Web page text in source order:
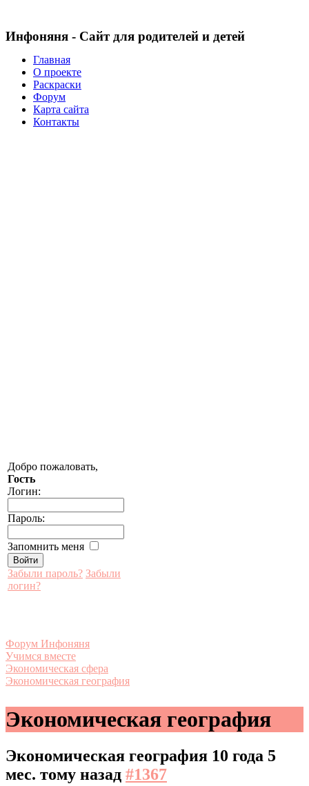
Инфоняня - Сайт для родителей и детей
Главная
О проекте
Раскраски
Форум
Карта сайта
Контакты
Добро пожаловать,
Гость
Логин:
Пароль:
Запомнить меня
Забыли пароль? Забыли
логин?
Форум Инфоняня
Учимся вместе
Экономическая сфера
Экономическая география
Экономическая география
Экономическая география 10 года 5
мес. тому назад #1367